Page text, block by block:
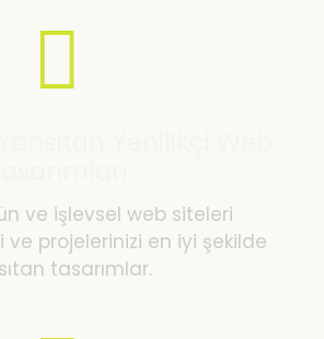
ve işlevsel web siteleri
ve projelerinizi en iyi şekilde
tasarımlar.